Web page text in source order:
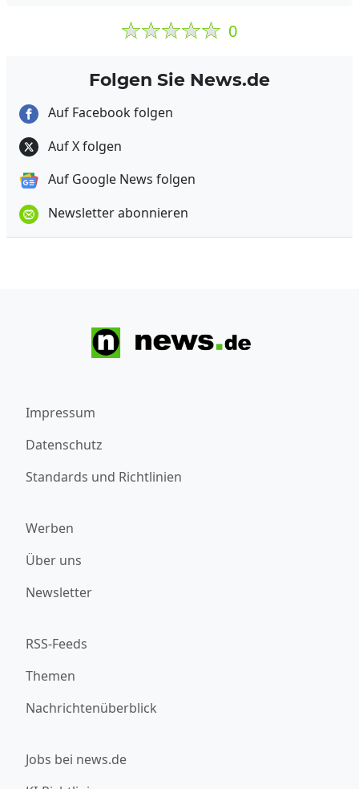
0
Folgen Sie News.de
Auf Facebook folgen
Auf X folgen
Auf Google News folgen
Newsletter abonnieren
Impressum
Datenschutz
Standards und Richtlinien
Werben
Über uns
Newsletter
RSS-Feeds
Themen
Nachrichtenüberblick
Jobs bei news.de